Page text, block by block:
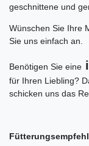
geschnittene und
Wünschen Sie Ihre
Sie uns einfach an.
Benötigen Sie eine
für Ihren Liebling?
schicken uns das